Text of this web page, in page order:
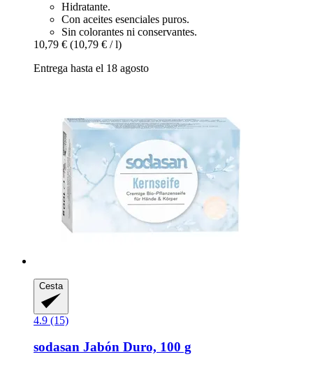
Hidratante.
Con aceites esenciales puros.
Sin colorantes ni conservantes.
10,79 € (10,79 € / l)
Entrega hasta el 18 agosto
Cesta
4.9 (15)
sodasan Jabón Duro, 100 g